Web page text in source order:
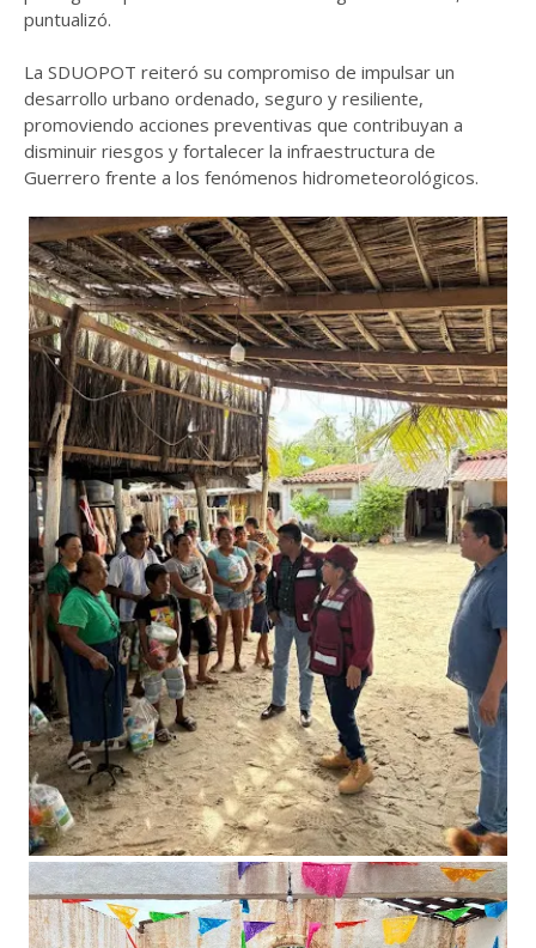
puntualizó.
La SDUOPOT reiteró su compromiso de impulsar un
desarrollo urbano ordenado, seguro y resiliente,
promoviendo acciones preventivas que contribuyan a
disminuir riesgos y fortalecer la infraestructura de
Guerrero frente a los fenómenos hidrometeorológicos.